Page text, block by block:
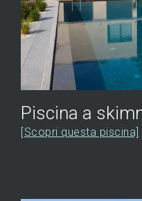
Piscina a
[Scopri questa piscina]